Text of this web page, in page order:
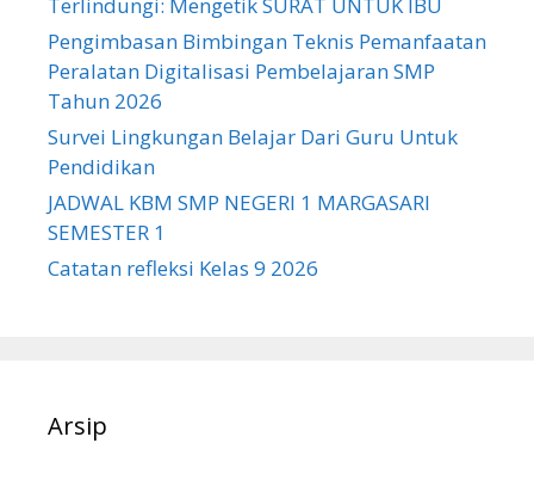
Terlindungi: Mengetik SURAT UNTUK IBU
Pengimbasan Bimbingan Teknis Pemanfaatan
Peralatan Digitalisasi Pembelajaran SMP
Tahun 2026
Survei Lingkungan Belajar Dari Guru Untuk
Pendidikan
JADWAL KBM SMP NEGERI 1 MARGASARI
SEMESTER 1
Catatan refleksi Kelas 9 2026
Arsip